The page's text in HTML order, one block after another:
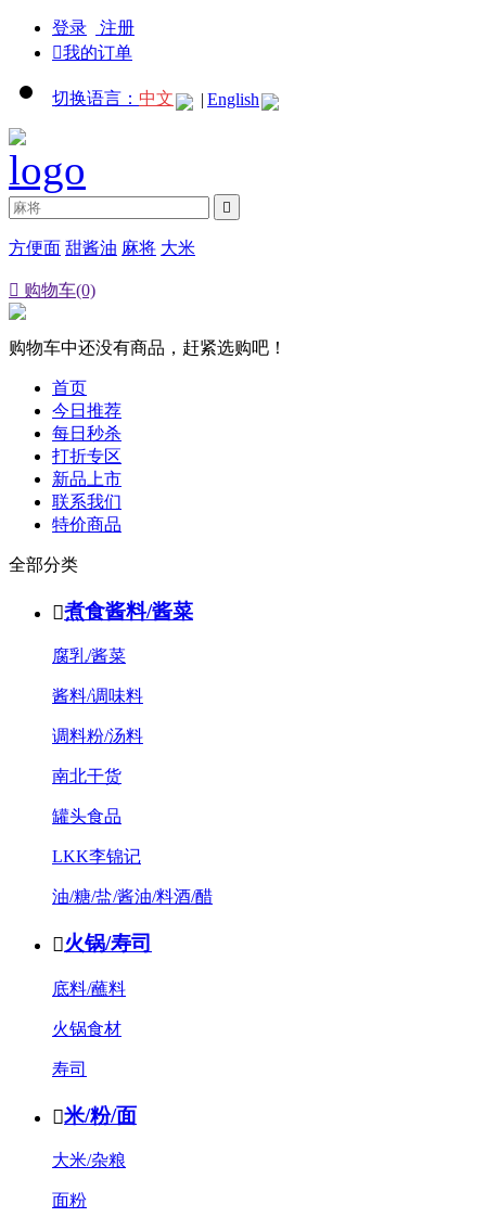
登录
注册
我的订单
切换语言： 中文 | English

方便面 甜酱油 麻将 大米
 购物车(0)
购物车中还没有商品，赶紧选购吧！
首页
今日推荐
每日秒杀
打折专区
新品上市
联系我们
特价商品
全部分类
煮食酱料/酱菜
腐乳/酱菜
酱料/调味料
调料粉/汤料
南北干货
罐头食品
LKK李锦记
油/糖/盐/酱油/料酒/醋
火锅/寿司
底料/蘸料
火锅食材
寿司
米/粉/面
大米/杂粮
面粉